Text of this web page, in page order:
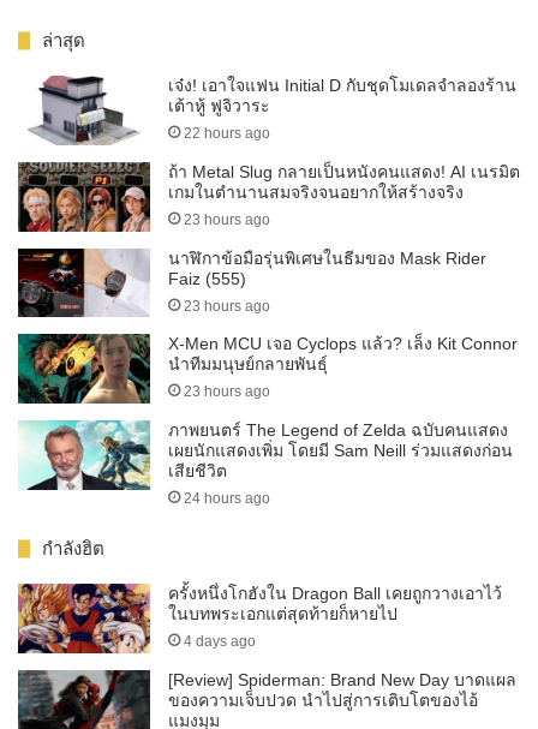
ล่าสุด
เจ๋ง! เอาใจแฟน Initial D กับชุดโมเดลจำลองร้าน
เต้าหู้ ฟูจิวาระ
22 hours ago
ถ้า Metal Slug กลายเป็นหนังคนแสดง! AI เนรมิต
เกมในตำนานสมจริงจนอยากให้สร้างจริง
23 hours ago
นาฬิกาข้อมือรุ่นพิเศษในธีมของ Mask Rider
Faiz (555)
23 hours ago
X-Men MCU เจอ Cyclops แล้ว? เล็ง Kit Connor
นำทีมมนุษย์กลายพันธุ์
23 hours ago
ภาพยนตร์ The Legend of Zelda ฉบับคนแสดง
เผยนักแสดงเพิ่ม โดยมี Sam Neill ร่วมแสดงก่อน
เสียชีวิต
24 hours ago
กำลังฮิต
ครั้งหนึ่งโกฮังใน Dragon Ball เคยถูกวางเอาไว้
ในบทพระเอกแต่สุดท้ายก็หายไป
4 days ago
[Review] Spiderman: Brand New Day บาดแผล
ของความเจ็บปวด นำไปสู่การเติบโตของไอ้
แมงมุม